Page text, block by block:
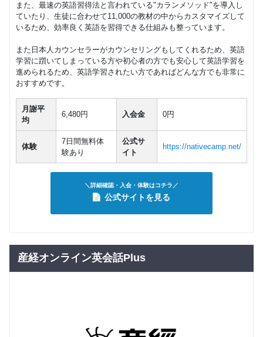
また、最速の英語習得法と言われている"カランメソッド"を導入し
ていたり、生徒に合わせて11,000の教材の中からカスタマイズして
いるため、効率良く英語を習得できる仕組みも整っています。
また日本人カウンセラーがカウンセリングもしてくれるため、英語
学習に躓いてしまっている方や初心者の方でも安心して英語学習を
進められるため、英語学習されたい方であればどんな方でも非常に
おすすめです。
月謝平
均
6,480円 入会金 0円
体験
7日間無料体
験あり
公式サ
イト
https://nativecamp.net/
＼詳細確認・入会・体験はコチラ／
公式サイトを見る
産経オンライン英会話Plus